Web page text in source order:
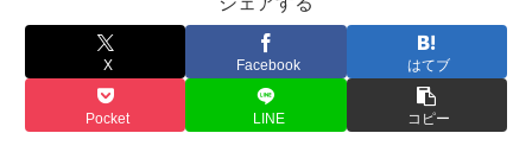
X Facebook はてブ
Pocket LINE コピー